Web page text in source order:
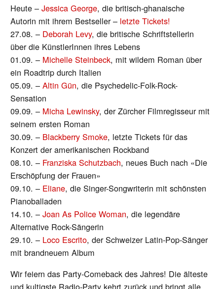
Heute –Jessica George, die britisch-ghanaische
Autorin mit ihrem Bestseller – letzte Tickets!
27.08. – Deborah Levy, die britische Schriftstellerin
über die KünstlerInnen ihres Lebens
01.09. – Michelle Steinbeck, mit wildem Roman über
ein Roadtrip durch Italien
05.09. –Altin Gün, die Psychedelic-Folk-Rock-
Sensation
09.09. – Micha Lewinsky, der Zürcher Filmregisseur mit
seinem ersten Roman
30.09. – Blackberry Smoke, letzte Tickets für das
Konzert der amerikanischen Rockband
08.10. – Franziska Schutzbach, neues Buch nach «Die
Erschöpfung der Frauen»
09.10. – Eliane, die Singer-Songwriterin mit schönsten
Pianoballaden
14.10. –Joan As Police Woman, die legendäre
Alternative Rock-Sängerin
29.10. – Loco Escrito, der Schweizer Latin-Pop-Sänger
mit brandneuem Album
Wir feiern das Party-Comeback des Jahres! Die älteste
und kultigste Radio-Party kehrt zurück und bringt alle